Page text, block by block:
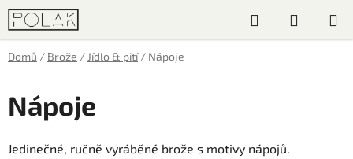
Přejít
obsah
Hledat
KOŠÍK
Domů / Brože / Jídlo & pití / Nápoje
Nápoje
Jedinečné, ručně vyráběné brože s motivy nápojů.